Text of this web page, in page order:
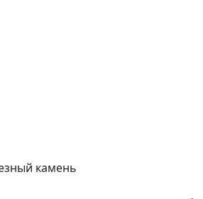
камень